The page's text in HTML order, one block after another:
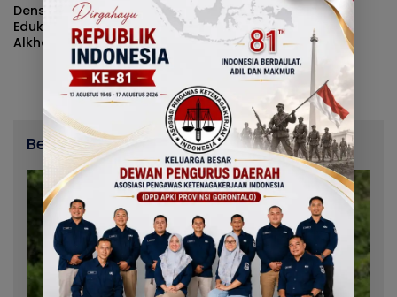
Densus 88 Gorontalo
Edukasi Pelajar MTS
Alkhairat soal Bahaya
Paham IRET dan Konten
True Crime
Berita Terbaru